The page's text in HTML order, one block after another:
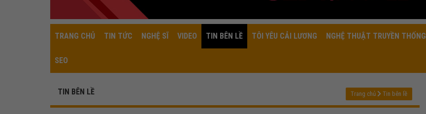
TRANG CHỦ TIN TỨC NGHỆ SĨ VIDEO TIN BÊN LỀ TÔI YÊU CẢI LƯƠNG NGHỆ THUẬT TRUYỀN THỐNG
SEO
TIN BÊN LỀ Trang chủ Tin bên lề